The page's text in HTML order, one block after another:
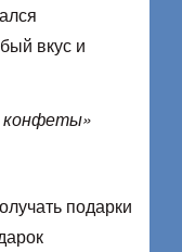
вкус и
конфеты»
подарки